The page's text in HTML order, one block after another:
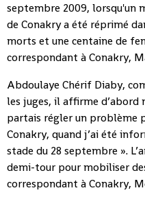
septembre 2009, lorsqu'un
de Conakry a été réprimé
morts et une centaine de
correspondant à Conakry,
Abdoulaye Chérif Diaby,
les juges, il affirme d’abord
partais régler un problème
Conakry, quand j’ai été
stade du 28 septembre ».
demi-tour pour mobiliser
correspondant à Conakry,